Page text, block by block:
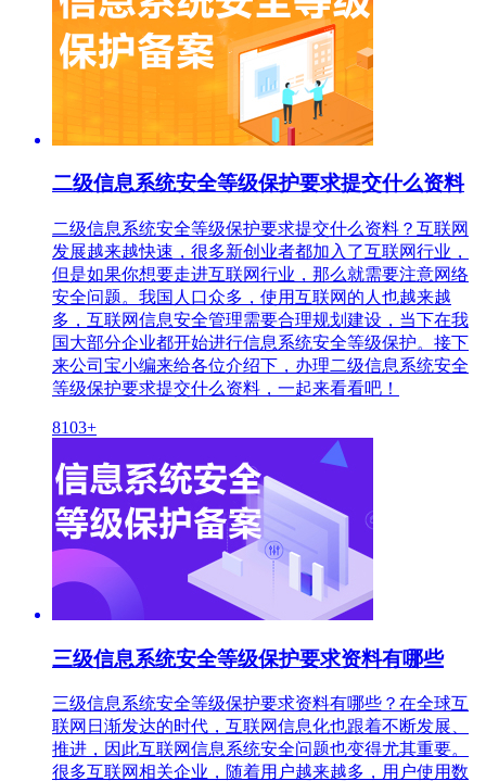
二级信息系统安全等级保护要求提交什么资料
二级信息系统安全等级保护要求提交什么资料？互联网
发展越来越快速，很多新创业者都加入了互联网行业，
但是如果你想要走进互联网行业，那么就需要注意网络
安全问题。我国人口众多，使用互联网的人也越来越
多，互联网信息安全管理需要合理规划建设，当下在我
国大部分企业都开始进行信息系统安全等级保护。接下
来公司宝小编来给各位介绍下，办理二级信息系统安全
等级保护要求提交什么资料，一起来看看吧！
8103+
三级信息系统安全等级保护要求资料有哪些
三级信息系统安全等级保护要求资料有哪些？在全球互
联网日渐发达的时代，互联网信息化也跟着不断发展、
推进，因此互联网信息系统安全问题也变得尤其重要。
很多互联网相关企业，随着用户越来越多，用户使用数